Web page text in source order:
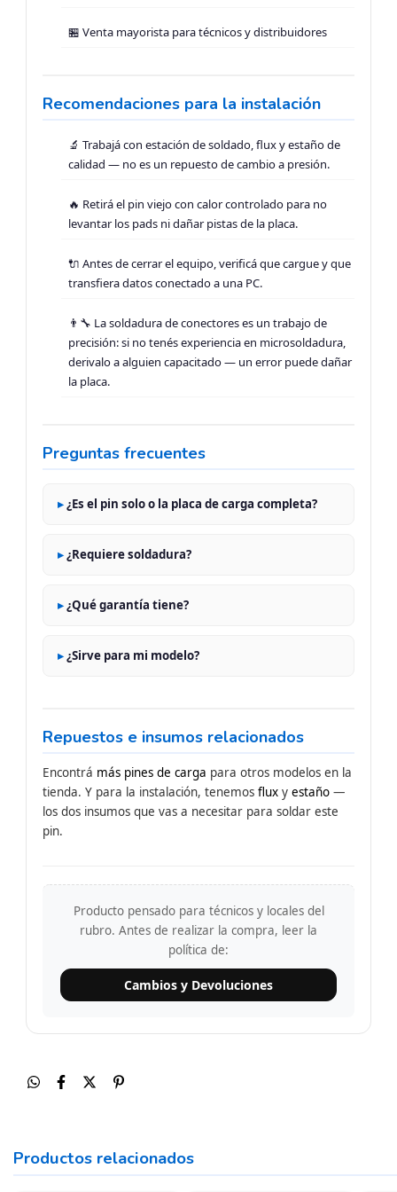
🏪 Venta mayorista para técnicos y distribuidores
Recomendaciones para la instalación
🔬 Trabajá con estación de soldado, flux y estaño de
calidad — no es un repuesto de cambio a presión.
🔥 Retirá el pin viejo con calor controlado para no
levantar los pads ni dañar pistas de la placa.
🔌 Antes de cerrar el equipo, verificá que cargue y que
transfiera datos conectado a una PC.
👨‍🔧 La soldadura de conectores es un trabajo de
precisión: si no tenés experiencia en microsoldadura,
derivalo a alguien capacitado — un error puede dañar
la placa.
Preguntas frecuentes
¿Es el pin solo o la placa de carga completa?
¿Requiere soldadura?
¿Qué garantía tiene?
¿Sirve para mi modelo?
Repuestos e insumos relacionados
Encontrá más pines de carga para otros modelos en la
tienda. Y para la instalación, tenemos flux y estaño —
los dos insumos que vas a necesitar para soldar este
pin.
Producto pensado para técnicos y locales del
rubro. Antes de realizar la compra, leer la
política de:
Cambios y Devoluciones
Productos relacionados